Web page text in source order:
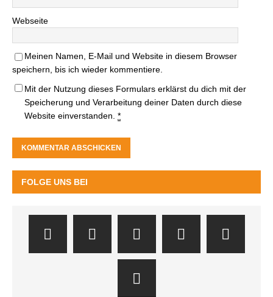
Webseite
Meinen Namen, E-Mail und Website in diesem Browser
speichern, bis ich wieder kommentiere.
Mit der Nutzung dieses Formulars erklärst du dich mit der
Speicherung und Verarbeitung deiner Daten durch diese
Website einverstanden. *
FOLGE UNS BEI